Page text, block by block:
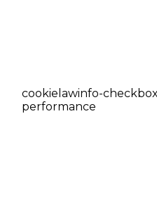
cookielawinfo-
performance